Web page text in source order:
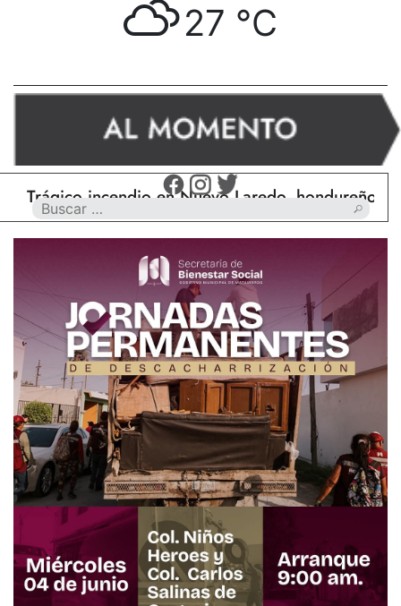
27 °C
incendio en Nuevo Laredo, hondureño muere